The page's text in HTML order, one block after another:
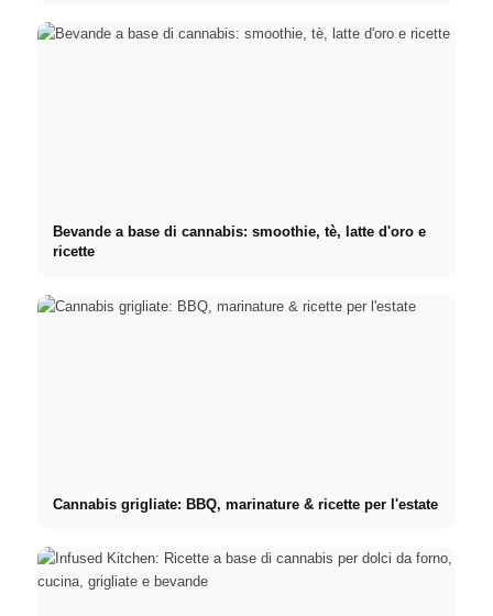
Bevande a base di cannabis: smoothie, tè, latte d'oro e
ricette
Cannabis grigliate: BBQ, marinature & ricette per l'estate